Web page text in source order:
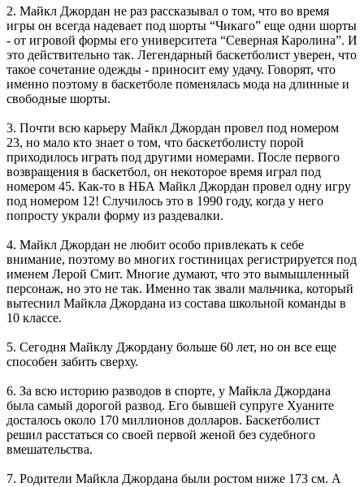
2. Майкл Джордан не раз рассказывал о том, что во время
игры он всегда надевает под шорты “Чикаго” еще одни шорты
- от игровой формы его университета “Северная Каролина”. И
это действительно так. Легендарный баскетболист уверен, что
такое сочетание одежды - приносит ему удачу. Говорят, что
именно поэтому в баскетболе поменялась мода на длинные и
свободные шорты.
3. Почти всю карьеру Майкл Джордан провел под номером
23, но мало кто знает о том, что баскетболисту порой
приходилось играть под другими номерами. После первого
возвращения в баскетбол, он некоторое время играл под
номером 45. Как-то в НБА Майкл Джордан провел одну игру
под номером 12! Случилось это в 1990 году, когда у него
попросту украли форму из раздевалки.
4. Майкл Джордан не любит особо привлекать к себе
внимание, поэтому во многих гостиницах регистрируется под
именем Лерой Смит. Многие думают, что это вымышленный
персонаж, но это не так. Именно так звали мальчика, который
вытеснил Майкла Джордана из состава школьной команды в
10 классе.
5. Сегодня Майклу Джордану больше 60 лет, но он все еще
способен забить сверху.
6. За всю историю разводов в спорте, у Майкла Джордана
была самый дорогой развод. Его бывшей супруге Хуаните
досталось около 170 миллионов долларов. Баскетболист
решил расстаться со своей первой женой без судебного
вмешательства.
7. Родители Майкла Джордана были ростом ниже 173 см. А